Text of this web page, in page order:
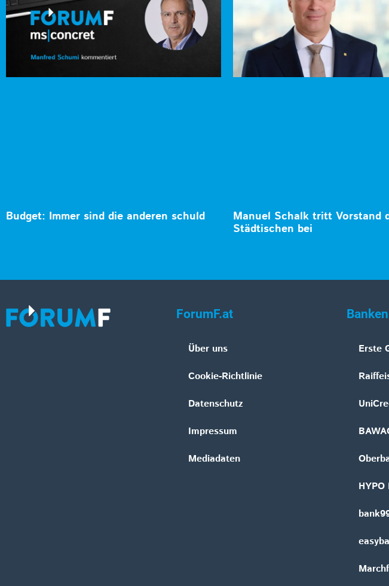
Budget: Immer sind die anderen schuld
Manuel Schalk tritt Vorstand
Städtischen bei
ForumF.at
Über uns
Cookie-Richtlinie
Datenschutz
Impressum
Mediadaten
Banken
Erste
HYPO